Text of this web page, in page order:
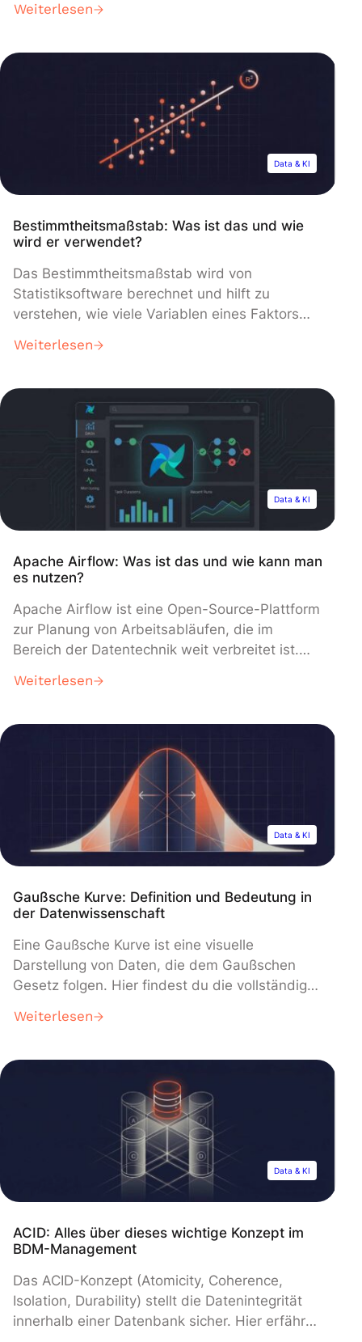
Technologien haben Unternehmen heute
Informationen verstehen und analysieren zu
wissen, ist von großem Vorteil. Data Analysis
(Datenanalyse) ist ein Prozess, bei dem Daten
bereinigt, umgewandelt […]
Weiterlesen
Data & KI
Bestimmtheitsmaßstab: Was ist das und wie
wird er verwendet?
Das Bestimmtheitsmaßstab wird von
Statistiksoftware berechnet und hilft zu
verstehen, wie viele Variablen eines Faktors
Faktor erklärt werden können. Definition des
Regression geht es darum, eine lineare
Beziehung zwischen zwei Datensätzen zu
bestimmen. Wenn man vom Bestimmtheitsmaß,
auch „R-Quadrat“ genannt, spricht, kommt
dieses zum Tragen, […]
Weiterlesen
Data & KI
Apache Airflow: Was ist das und wie kann man
es nutzen?
Apache Airflow ist eine Open-Source-Plattform
zur Planung von Arbeitsabläufen, die im
Bereich der Datentechnik weit verbreitet ist.
Engineer Tool wissen musst: Funktionsweise,
Geschichte von Apache Airflow beginnt im Jahr
2015 in den Büros der Firma AirBnB. Damals
erlebte die 2008 gegründete
Ferienvermietungsplattform ein kometenhaftes
Weiterlesen
Data & KI
Gaußsche Kurve: Definition und Bedeutung in
der Datenwissenschaft
Eine Gaußsche Kurve ist eine visuelle
Darstellung von Daten, die dem Gaußschen
Gesetz folgen. Hier findest du die vollständige
Wahrscheinlichkeitsgesetz in der Data Science
Bedeutung ist. In der Statistik ist eine
Verteilung eine Sammlung von Werten und
Häufigkeiten einer Beobachtung. Diese
Beobachtung kann z. […]
Weiterlesen
Data & KI
ACID: Alles über dieses wichtige Konzept im
BDM-Management
Das ACID-Konzept (Atomicity, Coherence,
Isolation, Durability) stellt die Datenintegrität
innerhalb einer Datenbank sicher. Hier erfährst